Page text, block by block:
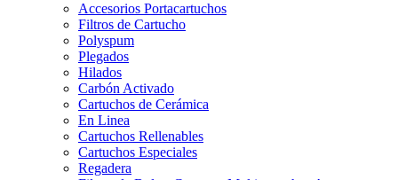
Accesorios Portacartuchos
Filtros de Cartucho
Polyspum
Plegados
Hilados
Carbón Activado
Cartuchos de Cerámica
En Linea
Cartuchos Rellenables
Cartuchos Especiales
Regadera